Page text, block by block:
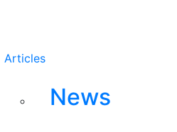
Articles
News